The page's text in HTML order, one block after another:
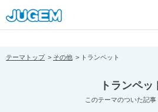
[pear_error: message="Success"
prefix="" info=""]
テーマトップ その他 トランペット
トランペッ
このテーマのついた記事